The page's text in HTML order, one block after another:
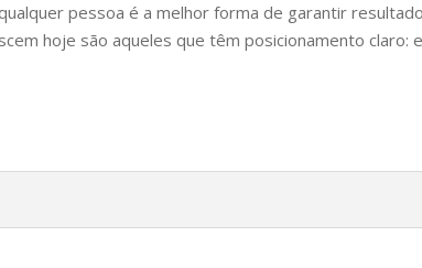
pessoa é a melhor forma de garantir
hoje são aqueles que têm posicionamento claro: